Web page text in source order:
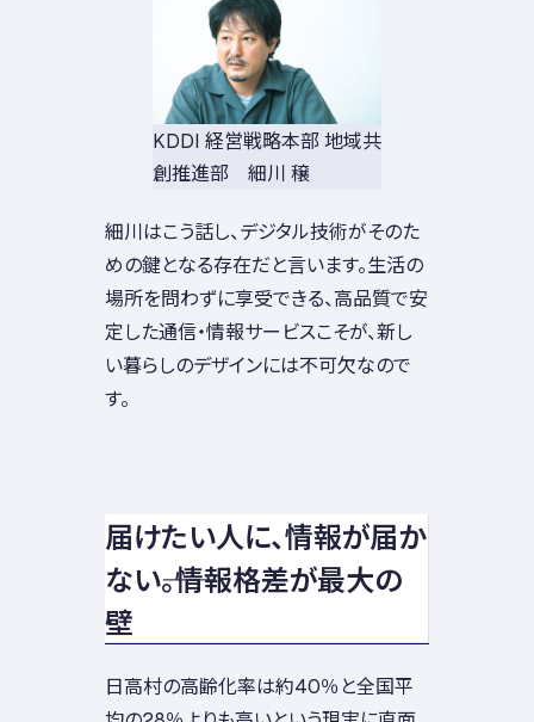
KDDI 経営戦略本部 地域共
創推進部 細川 穣
細川はこう話し、デジタル技術がそのた
めの鍵となる存在だと言います。生活の
場所を問わずに享受できる、高品質で安
定した通信・情報サービスこそが、新し
い暮らしのデザインには不可欠なので
す。
届けたい人に、情報が届か
ない――。情報格差が最大の
壁
日高村の高齢化率は約40％と全国平